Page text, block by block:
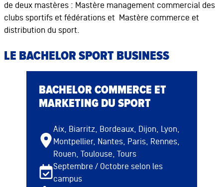
de deux mastères : Mastère management commercial des
clubs sportifs et fédérations et Mastère commerce et
distribution du sport.
LE BACHELOR SPORT BUSINESS
BACHELOR COMMERCE ET
MARKETING DU SPORT
Aix, Biarritz, Bordeaux, Dijon, Lyon,
Montpellier, Nantes, Paris, Rennes,
Rouen, Toulouse, Tours
Septembre / Octobre selon les
campus